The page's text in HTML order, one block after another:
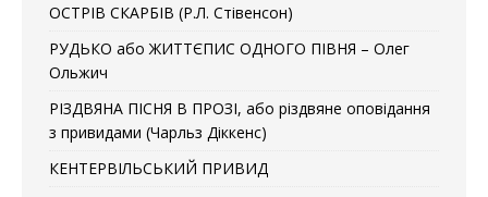
ОСТРІВ СКАРБІВ (Р.Л. Стівенсон)
РУДЬКО або ЖИТТЄПИС ОДНОГО ПІВНЯ – Олег
Ольжич
РІЗДВЯНА ПІСНЯ В ПРОЗІ, або різдвяне оповідання
з привидами (Чарльз Діккенс)
КЕНТЕРВІЛЬСЬКИЙ ПРИВИД